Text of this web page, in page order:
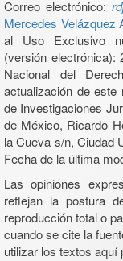
Correo electrónico:
Mercedes Velázquez
al Uso Exclusivo
(versión electrónica):
Nacional del
actualización de este
de Investigaciones
de México, Ricardo
la Cueva s/n, Ciudad
Fecha de la última
Las opiniones
reflejan la postura
reproducción total o
cuando se cite la
utilizar los textos